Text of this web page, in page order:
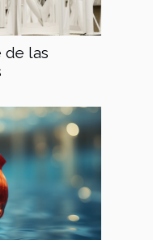
de las